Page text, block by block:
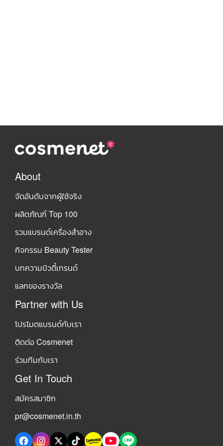
About
จัดอันดับจากผู้ใช้จริง
ผลิตภัณฑ์ Top 100
รวมแบรนด์เครื่องสำอาง
กิจกรรม Beauty Tester
บทความบิวตี้เทรนด์
แลกของรางวัล
Partner with Us
โปรโมตแบรนด์กับเรา
ติดต่อ Cosmenet
ร่วมทีมกับเรา
Get In Touch
สมัครสมาชิก
pr@cosmenet.in.th